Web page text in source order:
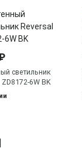
светильник
ZD8172-6W BK